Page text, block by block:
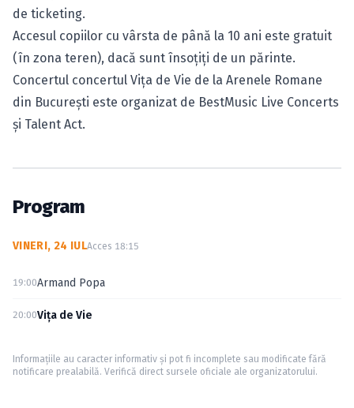
de ticketing.
Accesul copiilor cu vârsta de până la 10 ani este gratuit
(în zona teren), dacă sunt însoțiți de un părinte.
Concertul concertul Vița de Vie de la Arenele Romane
din București este organizat de BestMusic Live Concerts
și Talent Act.
Program
VINERI, 24 IULAcces 18:15
19:00Armand Popa
20:00Viţa de Vie
Informațiile au caracter informativ și pot fi incomplete sau modificate fără
notificare prealabilă. Verifică direct sursele oficiale ale organizatorului.